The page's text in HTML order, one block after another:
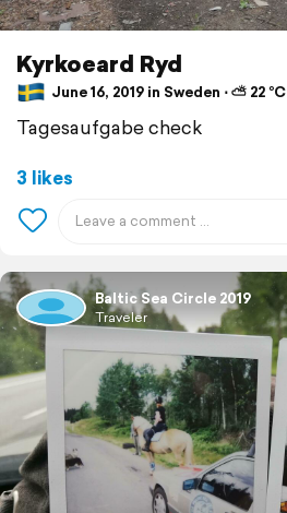
Kyrkoeard Ryd
June 16, 2019 in Sweden ⋅ ⛅ 22 °C
Tagesaufgabe check
3 likes
Baltic Sea Circle 2019
Traveler